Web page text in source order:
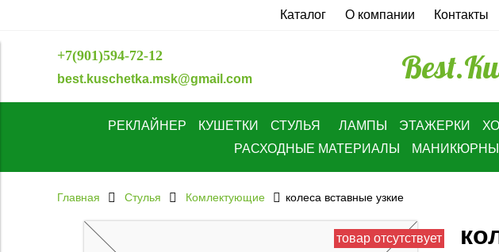
Каталог О компании Контакты
+7(901)594-72-12
best.kuschetka.msk@gmail.com
РЕКЛАЙНЕР КУШЕТКИ СТУЛЬЯ ЛАМПЫ ЭТАЖЕРКИ
РАСХОДНЫЕ МАТЕРИАЛЫ
Главная Стулья Комлектующие колеса вставные узкие
товар отсутствует